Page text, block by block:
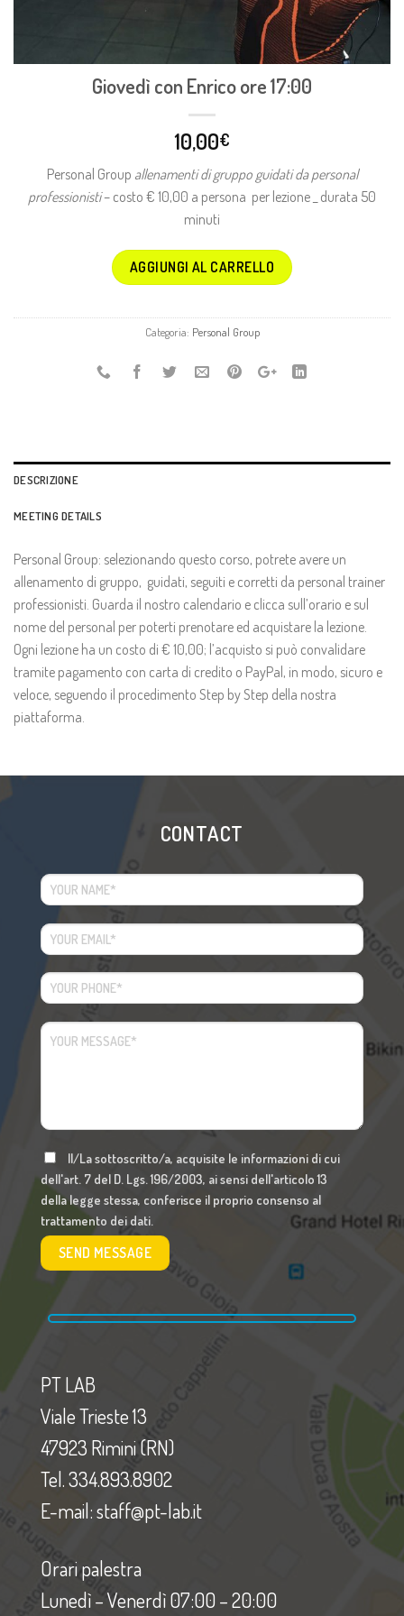
Giovedì con Enrico ore 17:00
10,00€
Personal Group allenamenti di gruppo guidati da personal
professionisti– costo € 10,00 a persona per lezione _ durata 50
minuti
AGGIUNGI AL CARRELLO
Categoria: Personal Group
DESCRIZIONE
MEETING DETAILS
Personal Group: selezionando questo corso, potrete avere un
allenamento di gruppo, guidati, seguiti e corretti da personal trainer
professionisti. Guarda il nostro calendario e clicca sull’orario e sul
nome del personal per poterti prenotare ed acquistare la lezione.
Ogni lezione ha un costo di € 10,00; l’acquisto si può convalidare
tramite pagamento con carta di credito o PayPal, in modo, sicuro e
veloce, seguendo il procedimento Step by Step della nostra
piattaforma.
CONTACT
Il/La sottoscritto/a, acquisite le informazioni di cui
dell'art. 7 del D. Lgs. 196/2003, ai sensi dell'articolo 13
della legge stessa, conferisce il proprio consenso al
trattamento dei dati.
PT LAB
Viale Trieste 13
47923 Rimini (RN)
Tel. 334.893.8902
E-mail: staff@pt-lab.it
Orari palestra
Lunedì – Venerdì 07:00 – 20:00